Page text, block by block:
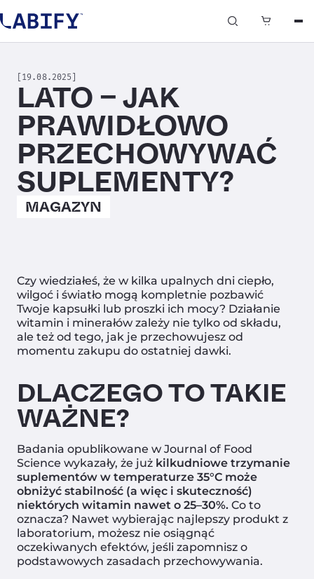
[19.08.2025]
LATO – JAK
PRAWIDŁOWO
PRZECHOWYWAĆ
SUPLEMENTY?
MAGAZYN
Czy wiedziałeś, że w kilka upalnych dni ciepło,
wilgoć i światło mogą kompletnie pozbawić
Twoje kapsułki lub proszki ich mocy? Działanie
witamin i minerałów zależy nie tylko od składu,
ale też od tego, jak je przechowujesz od
momentu zakupu do ostatniej dawki.
DLACZEGO TO TAKIE
WAŻNE?
Badania opublikowane w Journal of Food
Science wykazały, że już kilkudniowe trzymanie
suplementów w temperaturze 35°C może
obniżyć stabilność (a więc i skuteczność)
niektórych witamin nawet o 25–30%. Co to
oznacza? Nawet wybierając najlepszy produkt z
laboratorium, możesz nie osiągnąć
oczekiwanych efektów, jeśli zapomnisz o
podstawowych zasadach przechowywania.